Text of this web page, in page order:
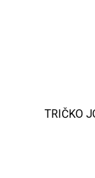
TRIČKO